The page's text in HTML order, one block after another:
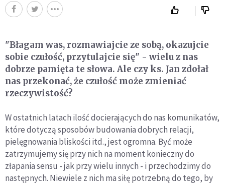
"Błagam was, rozmawiajcie ze sobą, okazujcie
sobie czułość, przytulajcie się" - wielu z nas
dobrze pamięta te słowa. Ale czy ks. Jan zdołał
nas przekonać, że czułość może zmieniać
rzeczywistość?
W ostatnich latach ilość docierających do nas komunikatów,
które dotyczą sposobów budowania dobrych relacji,
pielęgnowania bliskości itd., jest ogromna. Być może
zatrzymujemy się przy nich na moment konieczny do
złapania sensu - jak przy wielu innych - i przechodzimy do
następnych. Niewiele z nich ma siłę potrzebną do tego, by